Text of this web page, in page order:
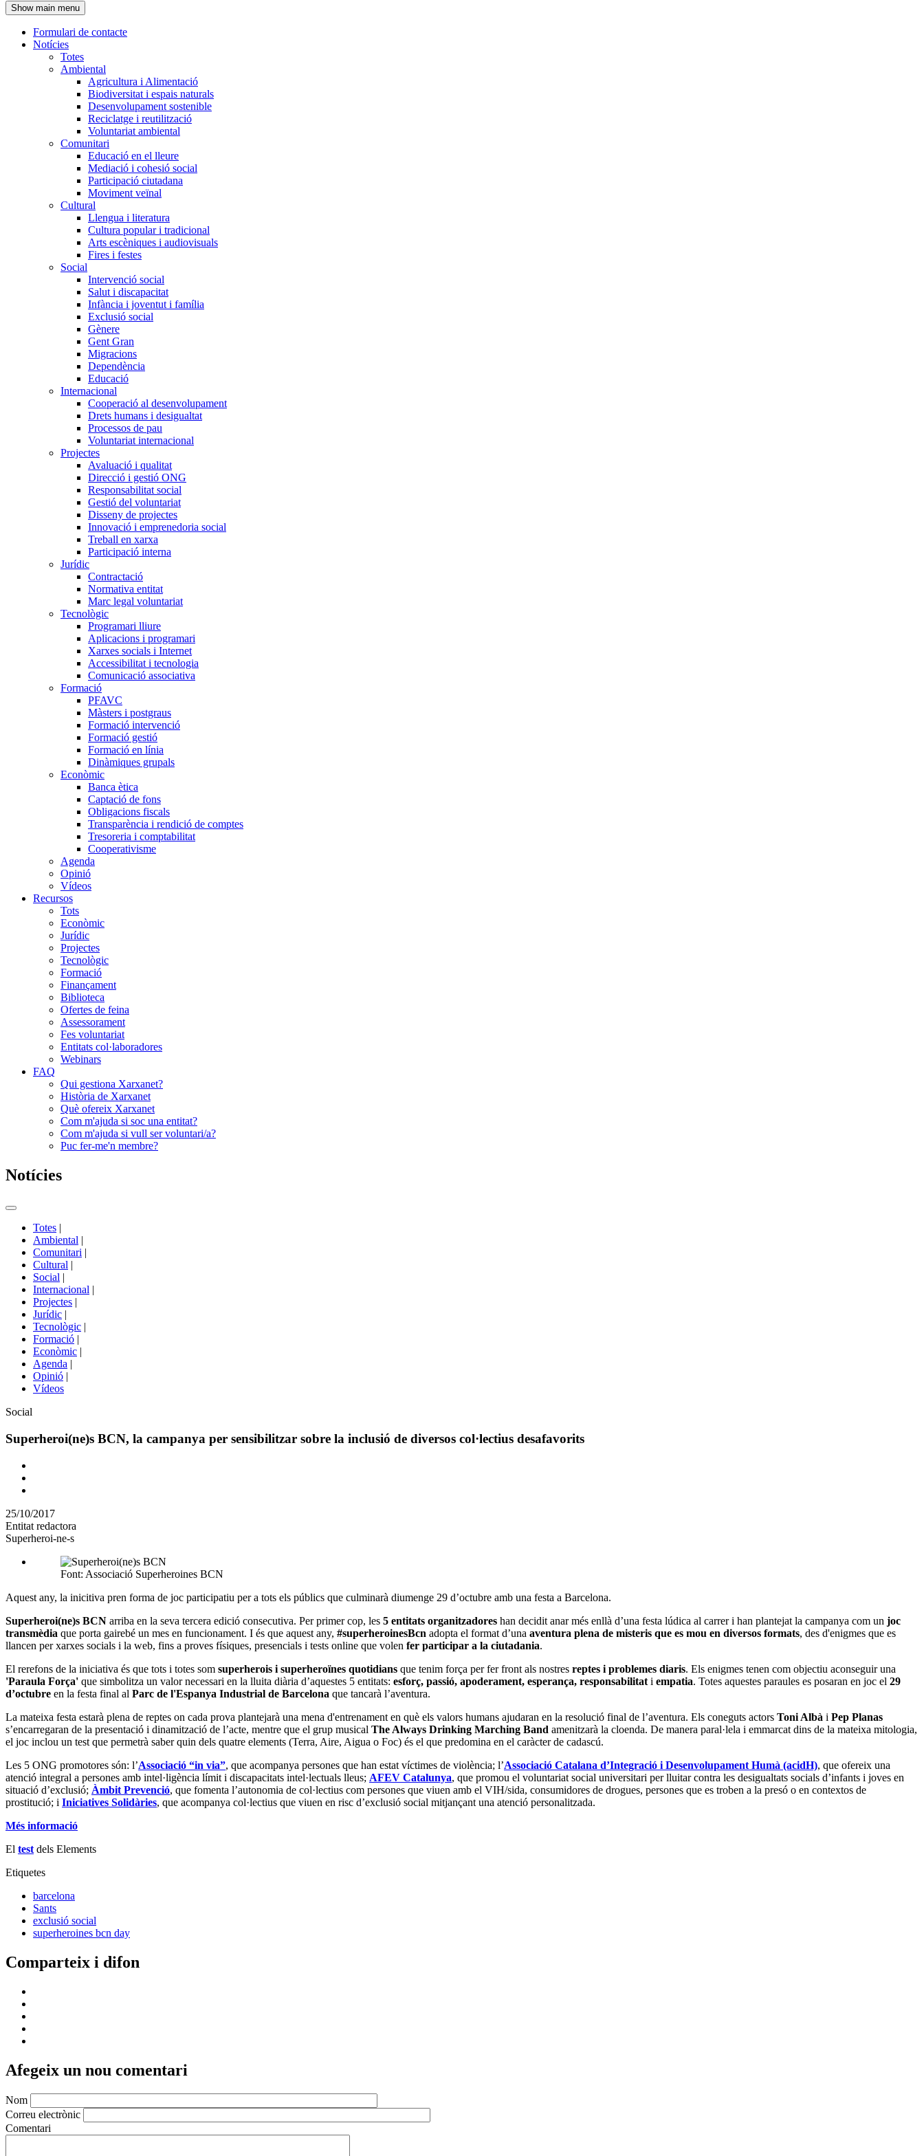
l'encapçalament
Show main menu
Navegació
principal
Formulari de contacte
Notícies
Totes
Ambiental
Agricultura i Alimentació
Biodiversitat i espais naturals
Desenvolupament sostenible
Reciclatge i reutilització
Voluntariat ambiental
Comunitari
Educació en el lleure
Mediació i cohesió social
Participació ciutadana
Moviment veïnal
Cultural
Llengua i literatura
Cultura popular i tradicional
Arts escèniques i audiovisuals
Fires i festes
Social
Intervenció social
Salut i discapacitat
Infància i joventut i família
Exclusió social
Gènere
Gent Gran
Migracions
Dependència
Educació
Internacional
Cooperació al desenvolupament
Drets humans i desigualtat
Processos de pau
Voluntariat internacional
Projectes
Avaluació i qualitat
Direcció i gestió ONG
Responsabilitat social
Gestió del voluntariat
Disseny de projectes
Innovació i emprenedoria social
Treball en xarxa
Participació interna
Jurídic
Contractació
Normativa entitat
Marc legal voluntariat
Tecnològic
Programari lliure
Aplicacions i programari
Xarxes socials i Internet
Accessibilitat i tecnologia
Comunicació associativa
Formació
PFAVC
Màsters i postgraus
Formació intervenció
Formació gestió
Formació en línia
Dinàmiques grupals
Econòmic
Banca ètica
Captació de fons
Obligacions fiscals
Transparència i rendició de comptes
Tresoreria i comptabilitat
Cooperativisme
Agenda
Opinió
Vídeos
Recursos
Tots
Econòmic
Jurídic
Projectes
Tecnològic
Formació
Finançament
Biblioteca
Ofertes de feina
Assessorament
Fes voluntariat
Entitats col·laboradores
Webinars
FAQ
Qui gestiona Xarxanet?
Història de Xarxanet
Què ofereix Xarxanet
Com m'ajuda si soc una entitat?
Com m'ajuda si vull ser voluntari/a?
Puc fer-me'n membre?
Notícies
Commutador
portals
Totes |
Ambiental |
Comunitari |
Cultural |
Social |
Internacional |
Projectes |
Jurídic |
Tecnològic |
Formació |
Econòmic |
Agenda |
Opinió |
Vídeos
Àmbit
la
notícia
Social
Superheroi(ne)s BCN, la campanya per sensibilitzar sobre la inclusió de diversos col·lectius desafavorits
Comparteix
altres
xarxes
socials
25/10/2017
Entitat redactora
Superheroi-ne-s
Font: Associació Superheroines BCN
Aquest any, la inicitiva pren forma de joc participatiu per a tots els públics que culminarà diumenge 29 d’octubre amb una festa a Barcelona.
Superheroi(ne)s BCN arriba en la seva tercera edició consecutiva. Per primer cop, les 5 entitats organitzadores han decidit anar més enllà d’una festa lúdica al carrer i han plantejat la campanya com un joc
transmèdia que porta gairebé un mes en funcionament. I és que aquest any, #superheroinesBcn adopta el format d’una aventura plena de misteris que es mou en diversos formats, des d'enigmes que es
llancen per xarxes socials i la web, fins a proves físiques, presencials i tests online que volen fer participar a la ciutadania.
El rerefons de la iniciativa és que tots i totes som superherois i superheroïnes quotidians que tenim força per fer front als nostres reptes i problemes diaris. Els enigmes tenen com objectiu aconseguir una
'Paraula Força' que simbolitza un valor necessari en la lluita diària d’aquestes 5 entitats: esforç, passió, apoderament, esperança, responsabilitati empatia. Totes aquestes paraules es posaran en joc el 29
d’octubre en la festa final al Parc de l'Espanya Industrial de Barcelona que tancarà l’aventura.
La mateixa festa estarà plena de reptes on cada prova plantejarà una mena d'entrenament en què els valors humans ajudaran en la resolució final de l’aventura. Els coneguts actors Toni Albà i Pep Planas
s’encarregaran de la presentació i dinamització de l’acte, mentre que el grup musical The Always Drinking Marching Band amenitzarà la cloenda. De manera paral·lela i emmarcat dins de la mateixa mitologia,
el joc inclou un test que permetrà saber quin dels quatre elements (Terra, Aire, Aigua o Foc) és el que predomina en el caràcter de cadascú.
Les 5 ONG promotores són: l’Associació “in via”, que acompanya persones que han estat víctimes de violència; l’Associació Catalana d’Integració i Desenvolupament Humà (acidH), que ofereix una
atenció integral a persones amb intel·ligència límit i discapacitats intel·lectuals lleus; AFEV Catalunya, que promou el voluntariat social universitari per lluitar contra les desigualtats socials d’infants i joves en
situació d’exclusió; Àmbit Prevenció, que fomenta l’autonomia de col·lectius com persones que viuen amb el VIH/sida, consumidores de drogues, persones que es troben a la presó o en contextos de
prostitució; i Iniciatives Solidàries, que acompanya col·lectius que viuen en risc d’exclusió social mitjançant una atenció personalitzada.
Més informació
El testdels Elements
Etiquetes
barcelona
Sants
exclusió social
superheroines bcn day
Comparteix i difon
Afegeix un nou comentari
Nom
Correu electrònic
Comentari